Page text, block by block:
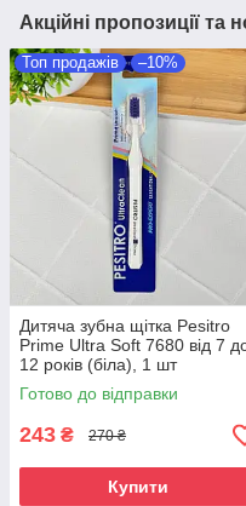
Акційні пропозиції та
Топ продажів –10%
Дитяча зубна щітка Pesitro
Prime Ultra Soft 7680 від 7
12 років (біла), 1 шт
Готово до відправки
243 ₴ 270 ₴
Купити